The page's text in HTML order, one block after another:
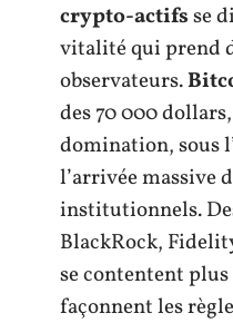
crypto-actifsse
vitalité qui prend
observateurs.
des 70 000
domination, sous
l’arrivée massive
institutionnels.
BlackRock,
se contentent plus
façonnent les